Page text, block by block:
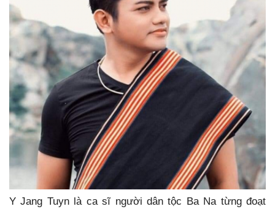
Y Jang Tuyn là ca sĩ người dân tộc Ba Na từng đoạt